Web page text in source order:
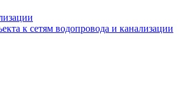
к сетям водопровода и канализации